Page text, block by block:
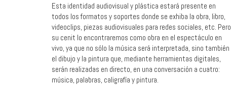
Esta identidad audiovisual y plástica estará presente en
todos los formatos y soportes donde se exhiba la obra, libro,
videoclips, piezas audiovisuales para redes sociales, etc. Pero
su cenit lo encontraremos como obra en el espectáculo en
vivo, ya que no sólo la música será interpretada, sino también
el dibujo y la pintura que, mediante herramientas digitales,
serán realizadas en directo, en una conversación a cuatro:
música, palabras, caligrafía y pintura.